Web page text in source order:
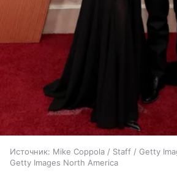
Источник: Mike Coppola / Staff / Getty
Getty Images North America